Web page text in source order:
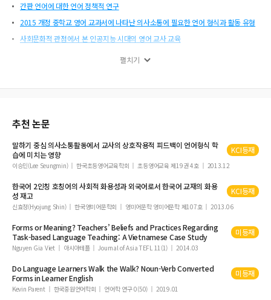
간판 언어에 대한 언어 정책적 연구
2015 개정 중학교 영어 교과서에 나타난 의사소통에 필요한 언어 형식과 활동 유형
사회문화적 관점에서 본 인공지능 시대의 영어 교사 교육
The Korean Coronavirus Corpus: A Large-Scale Analysis Using Computation
펼치기
추천 논문
말하기 중심 의사소통활동에서 교사의 상호작용적 피드백이 언어형식 학
습에 미치는 영향
KCI등재
이승민(Lee Seungmin) 한국초등영어교육학회 초등영어교육 제19권 4호 2013.12
한국어 2인칭 호칭어의 사회적 화용성과 외국어로서 한국어 교재의 화용
성 재고
KCI등재
신효정(Hyojung Shin) 한국영미어문학회 영미어문학 영미어문학 제107호 2013.06
Formsor Meaning? Teachers’ Beliefs and Practices Regarding
Task-basedLanguageTeaching: A Vietnamese Case Study 미등재
Nguyen Gia Viet 아시아테플 Journal of Asia TEFL 11(1) 2014.03
DoLanguageLearners Walk the Walk? Noun-Verb Converted
Formsin Learner English 미등재
Kevin Parent 한국중원언어학회 언어학 연구 0(50) 2019.01